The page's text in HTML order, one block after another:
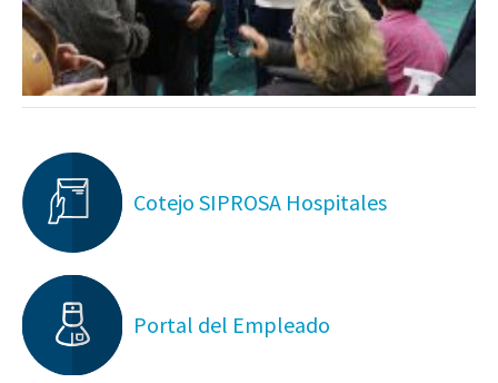
Cotejo SIPROSA Hospitales
Portal del Empleado